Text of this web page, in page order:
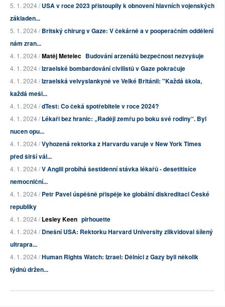
5. 1. 2024 /USA v roce 2023 přistoupily k obnovení hlavních vojenských
základen...
5. 1. 2024 /Britský chirurg v Gaze: V čekárně a v pooperačním oddělení
nám zran...
4. 1. 2024 /Matěj Metelec Budování arzenálů bezpečnost nezvyšuje
4. 1. 2024 /Izraelské bombardování civilistů v Gaze pokračuje
4. 1. 2024 /Izraelská velvyslankyně ve Velké Británii: "Každá škola,
každá meši...
4. 1. 2024 /dTest: Co čeká spotřebitele v roce 2024?
4. 1. 2024 /Lékaři bez hranic: „Raději zemřu po boku své rodiny“. Byl
nucen opu...
4. 1. 2024 /Vyhozená rektorka z Harvardu varuje v New York Times
před širší vál...
4. 1. 2024 /V Anglii probíhá šestidenní stávka lékařů - desetitisíce
nemocniční...
4. 1. 2024 /Petr Pavel úspěšně přispěje ke globální diskreditaci České
republiky
4. 1. 2024 /Lesley Keen pirhouette
4. 1. 2024 /Dnešní USA: Rektorku Harvard University zlikvidoval šílený
ultrapra...
4. 1. 2024 /Human Rights Watch: Izrael: Dělníci z Gazy byli několik
týdnů držen...